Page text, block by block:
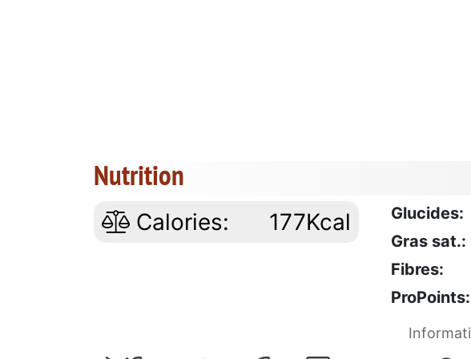
Nutrition
Calories: 177Kcal Glucides:
Gras sat.:
Fibres:
ProPoints: